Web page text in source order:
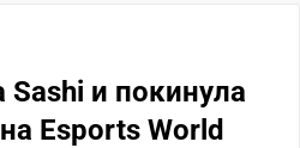
Sashi и покинула
Esports World